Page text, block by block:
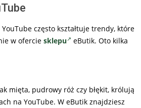
często kształtuje trendy, które
w ofercie sklepu
eButik. Oto kilka
mięta, pudrowy róż czy błękit, królują
na YouTube. W eButik znajdziesz